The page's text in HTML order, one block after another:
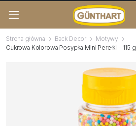
Strona główna Back Decor
Motywy
Cukrowa Kolorowa Posypka Mini Perełki – 115 g